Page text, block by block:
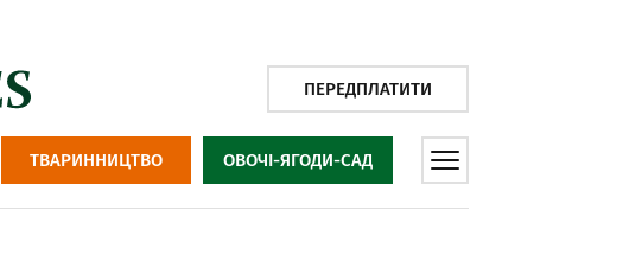
ПЕРЕДПЛАТИТИ
ТВАРИННИЦТВО ОВОЧІ-ЯГОДИ-САД